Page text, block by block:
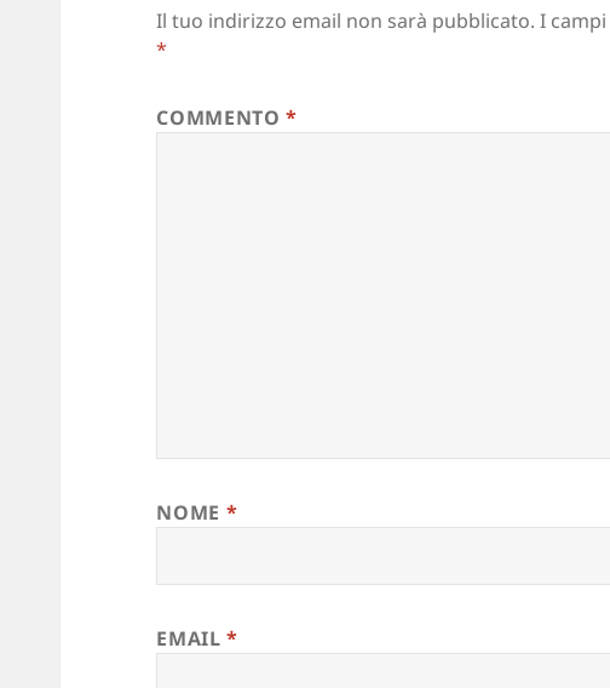
Il tuo indirizzo email non sarà pubblicato. I
*
COMMENTO*
NOME *
EMAIL*